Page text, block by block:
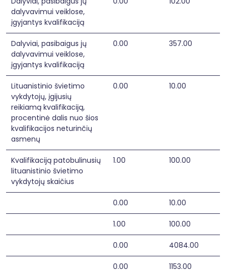
dalyvavimui veiklose,
įgyjantys kvalifikaciją
Dalyviai, pasibaigus jų
dalyvavimui veiklose,
įgyjantys kvalifikaciją
0.00 357.00
Lituanistinio švietimo
vykdytojų, įgijusių
reikiamą kvalifikaciją,
procentinė dalis nuo šios
kvalifikacijos neturinčių
asmenų
0.00 10.00
Kvalifikaciją patobulinusių
lituanistinio švietimo
vykdytojų skaičius
1.00 100.00
0.00 10.00
1.00 100.00
0.00 4084.00
0.00 1153.00